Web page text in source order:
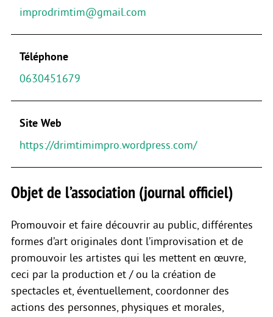
improdrimtim@gmail.com
Téléphone
0630451679
Site Web
https://drimtimimpro.wordpress.com/
Objet de l’association (journal officiel)
Promouvoir et faire découvrir au public, différentes
formes d’art originales dont l’improvisation et de
promouvoir les artistes qui les mettent en œuvre,
ceci par la production et / ou la création de
spectacles et, éventuellement, coordonner des
actions des personnes, physiques et morales,